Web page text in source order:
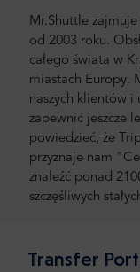
Mr.Shuttle
od 2003 roku.
całego świata w
miastach Europy.
naszych klientów i
zapewnić jeszcze
powiedzieć, że
przyznaje nam
znaleźć ponad
szczęśliwych
Transfer